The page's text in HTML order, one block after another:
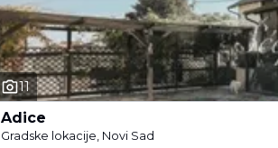
11
Adice
Gradske lokacije, Novi Sad